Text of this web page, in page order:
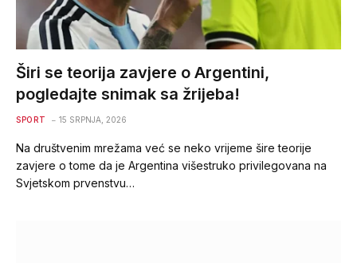
Širi se teorija zavjere o Argentini,
pogledajte snimak sa žrijeba!
SPORT 15 SRPNJA, 2026
Na društvenim mrežama već se neko vrijeme šire teorije
zavjere o tome da je Argentina višestruko privilegovana na
Svjetskom prvenstvu…